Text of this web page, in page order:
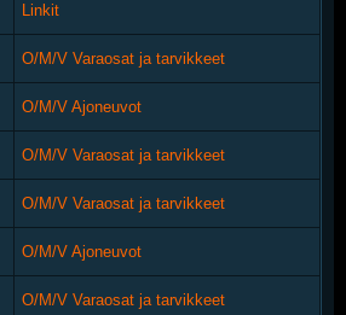
Linkit
O/M/V Varaosat ja tarvikkeet
O/M/V Ajoneuvot
O/M/V Varaosat ja tarvikkeet
O/M/V Varaosat ja tarvikkeet
O/M/V Ajoneuvot
O/M/V Varaosat ja tarvikkeet